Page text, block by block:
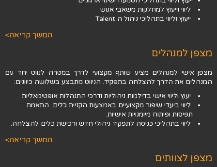
ליווי וייעוץ למחלקות משאבי אנוש
ייעוץ וליווי בתהליכי ניהול ה Talent
המשך קריאה>
מצפן למנהלים
מצפן אישי למנהלים מציע שותף מקצועי לדרך במטרה לנווט יחד עם
המנהלים את הדרך להצלחה בתפקיד. הניווט מתבצע בשלושה כיוונים:
יעוץ וליווי אישי בדילמות ניהוליות ודרכי התנהלות אופטימאליות
ליווי ביעדי שיפור מקצועיים באמצעות הקניית כלים, התאמת
תפיסות ופיתוח מיומנויות אישיות.
ליווי בתהליכי כניסה לתפקיד ניהולי חדש ורכישת כלים להצלחה.
המשך קריאה>
מצפן לצוותים